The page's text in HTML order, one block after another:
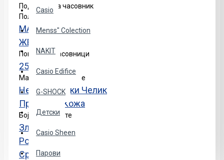
Casio
Menss" Colection
NAKIT
Casio Edifice
G-SHOCK
Детски
Casio Sheen
Парови
Податоци за часовник
Пол
МАШКИ
ЖЕНСКИ
Попуст на Часовници
25%-Попуст
Материјал на ремче
Не'рѓосувачки Челик
Природна Кожа
Боја на Кукиште
Златна
Роуз Голд
Сребрена